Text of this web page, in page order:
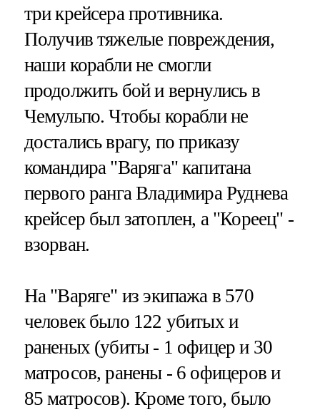
три крейсера противника.
Получив тяжелые повреждения,
наши корабли не смогли
продолжить бой и вернулись в
Чемульпо. Чтобы корабли не
достались врагу, по приказу
командира "Варяга" капитана
первого ранга Владимира Руднева
крейсер был затоплен, а "Кореец" -
взорван.
На "Варяге" из экипажа в 570
человек было 122 убитых и
раненых (убиты - 1 офицер и 30
матросов, ранены - 6 офицеров и
85 матросов). Кроме того, было